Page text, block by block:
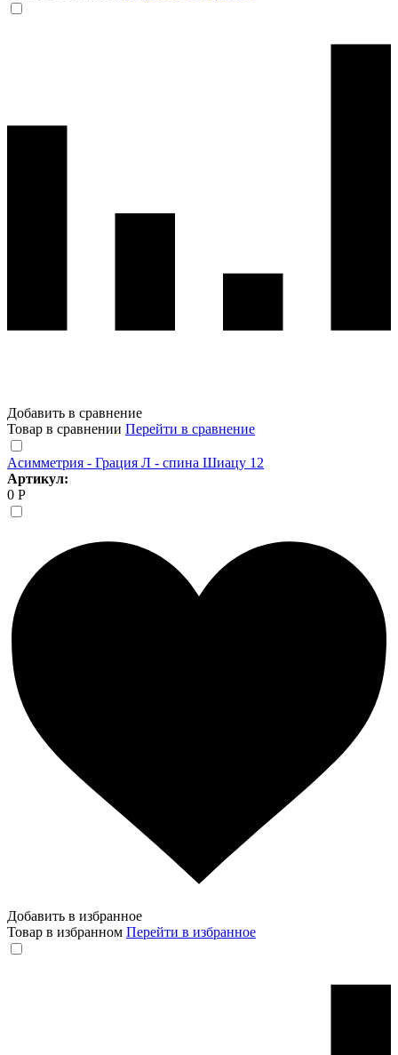
Добавить в сравнение
Товар в сравнении Перейти в сравнение
Асимметрия - Грация Л - спина Шиацу 12
Артикул:
0 Р
Добавить в избранное
Товар в избранном Перейти в избранное